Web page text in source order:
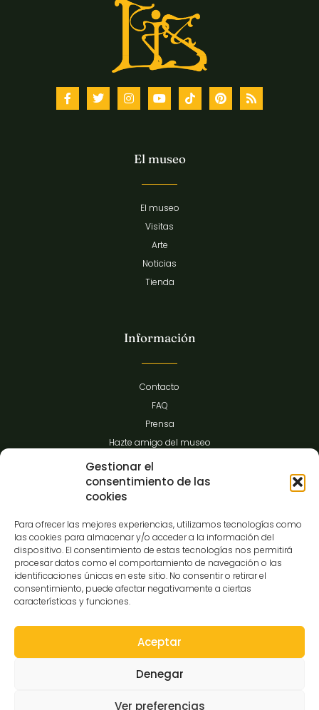
Gestionar el
consentimiento de las
cookies
Para ofrecer las mejores experiencias, utilizamos tecnologías como
las cookies para almacenar y/o acceder a la información del
dispositivo. El consentimiento de estas tecnologías nos permitirá
procesar datos como el comportamiento de navegación o las
identificaciones únicas en este sitio. No consentir o retirar el
consentimiento, puede afectar negativamente a ciertas
características y funciones.
Aceptar
Denegar
Ver preferencias
El museo
El museo
Visitas
Arte
Noticias
Tienda
Información
Contacto
FAQ
Prensa
Hazte amigo del museo
Transparencia
C/Gibraltar,14
37008-Salamanca